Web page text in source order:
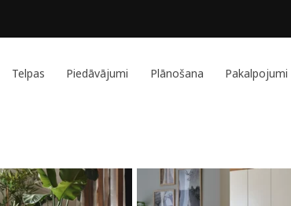
Telpas Piedāvājumi Plānošana Pakalpojumi